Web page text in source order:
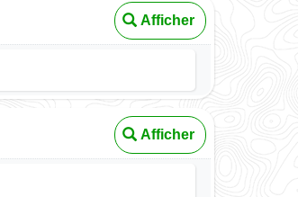
Afficher
Afficher